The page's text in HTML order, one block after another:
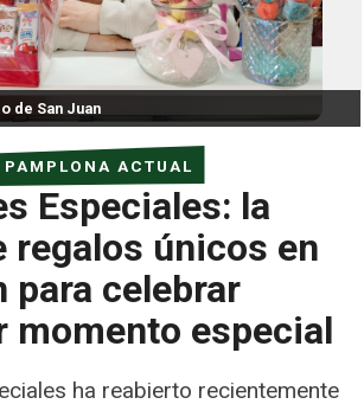
PAMPLONA ACTUAL
Especiales: la
regalos únicos en
para celebrar
momento especial
ha reabierto recientemente
de San Juan